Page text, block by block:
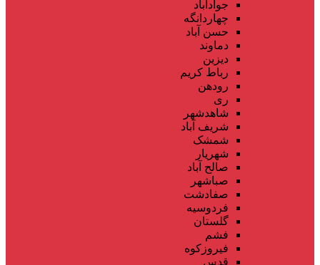
جوادآباد
چهاردانگه
حسن آباد
دماوند
دیزین
رباط کریم
رودهن
ری
شاهدشهر
شریف آباد
شمشک
شهریار
صالح آباد
صباشهر
صفادشت
فردوسیه
گلستان
فشم
فیروزکوه
قدس